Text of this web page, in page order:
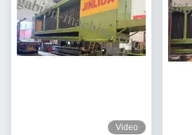
Video